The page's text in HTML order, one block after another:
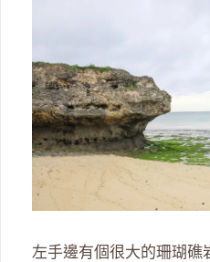
左手邊有個很大的珊瑚礁